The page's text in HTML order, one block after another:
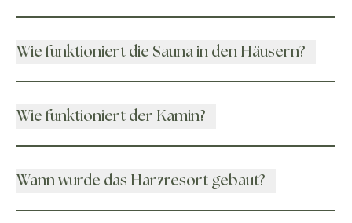
Wie funktioniert die Sauna in den Häusern?
Wie funktioniert der Kamin?
Wann wurde das Harzresort gebaut?